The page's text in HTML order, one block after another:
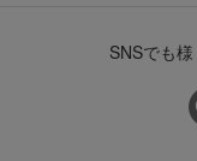
SNSでも